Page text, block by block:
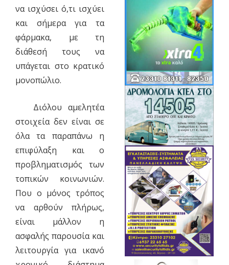
να ισχύσει ό,τι ισχύει
και σήμερα για τα
φάρμακα, με τη
διάθεσή τους να
υπάγεται στο κρατικό
μονοπώλιο.
Διόλου αμελητέα
στοιχεία δεν είναι σε
όλα τα παραπάνω η
επιφύλαξη και ο
προβληματισμός των
τοπικών κοινωνιών.
Που ο μόνος τρόπος
να αρθούν πλήρως,
είναι μάλλον η
ασφαλής παρουσία και
λειτουργία για ικανό